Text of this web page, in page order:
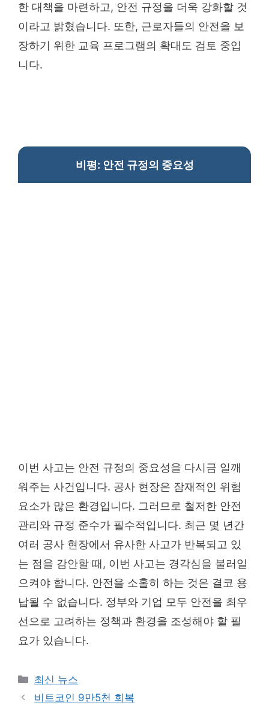
한 대책을 마련하고, 안전 규정을 더욱 강화할 것
이라고 밝혔습니다. 또한, 근로자들의 안전을 보
장하기 위한 교육 프로그램의 확대도 검토 중입
니다.
비평: 안전 규정의 중요성
이번 사고는 안전 규정의 중요성을 다시금 일깨
워주는 사건입니다. 공사 현장은 잠재적인 위험
요소가 많은 환경입니다. 그러므로 철저한 안전
관리와 규정 준수가 필수적입니다. 최근 몇 년간
여러 공사 현장에서 유사한 사고가 반복되고 있
는 점을 감안할 때, 이번 사고는 경각심을 불러일
으켜야 합니다. 안전을 소홀히 하는 것은 결코 용
납될 수 없습니다. 정부와 기업 모두 안전을 최우
선으로 고려하는 정책과 환경을 조성해야 할 필
요가 있습니다.
Categories
최신 뉴스
비트코인 9만5천 회복